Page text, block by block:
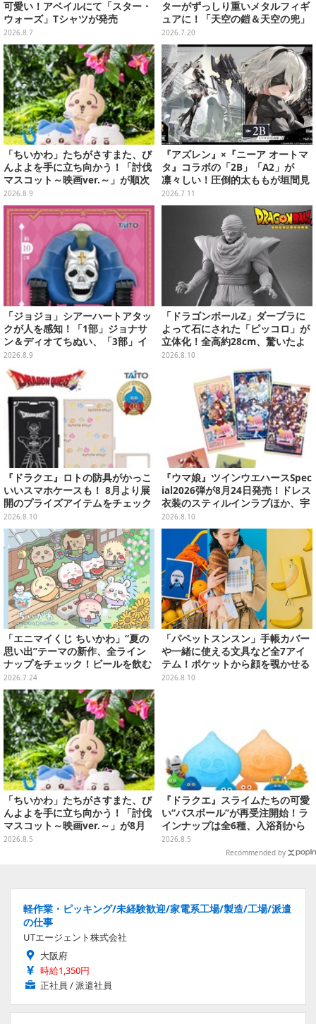
可愛い！アベイルにて「スター・
ウォーズ」Tシャツが発売
2026.8.7
ターがずっしり重いメタルフィギ
ュアに！「天空の鎧＆天空の兜」
など全7種類
2026.7.20
「ちいかわ」たちがさすまた、び
んよよを手に立ち向かう！「討伐
マスコット～映画ver.～」が順次
展開
2026.8.9
『アズレン』×『ニーア オートマ
タ』コラボの「2B」「A2」が
凛々しい！圧倒的太ももが垣間見
える“白ドレス着せ替え”も初公開
2026.7.11
「ジョジョ」シアーハートアタッ
クが人を感知！「1部」ジョナサ
ン＆ディオてちぬい、「3部」イ
ギー＆クリームのなりきり帽子な
どもプライズ展開
2026.8.9
「ドラゴンボールZ」ダーブラに
よって石にされた「ピッコロ」が
立体化！全高約28cm、驚いたよ
うな表情とポーズをそのまま再現
2026.8.10
『ドラクエ』ロトの防具がかっこ
いいスマホケースも！ 8月より展
開のプライズアイテムをチェック
2026.8.10
『ウマ娘』ツインウエハースSpec
ial2026弾が8月24日発売！ドレス
衣装のスティルインラブほか、宇
宙走娘<コスモピュエラ>など全30
種
2026.8.10
「エニマイくじ ちいかわ」“夏の
思い出”テーマの新作、全ライン
ナップをチェック！ビールを飲む
「くりまんじゅう」ぬいぐるみな
ど
2026.7.24
「パペットスンスン」手帳カバー
や一緒に使える文具など全7アイ
テム！ポケットから顔を覗かせる
スンスンほか遊び心満載のデザイ
2026.8.10
「ちいかわ」たちがさすまた、び
んよよを手に立ち向かう！「討伐
マスコット～映画ver.～」が8月
中旬より順次展開
2026.8.5
『ドラクエ』スライムたちの可愛
い“バスボール”が再受注開始！ラ
インナップは全6種、入浴剤から
モンスターのフィギュアが出てく
2026.8.5
Recommended by
軽作業・ピッキング/未経験歓迎/家電系工場/製造/工場/派遣
の仕事
UTエージェント株式会社
大阪府
時給1,350円
正社員 / 派遣社員